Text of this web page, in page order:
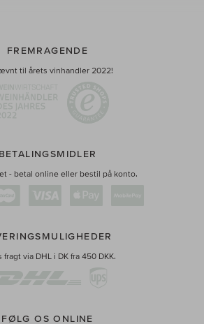
FREMRAGENDE
til årets vinhandler 2022!
BETALINGSMIDLER
- betal online eller bestil på konto.
fragt via DHL i DK fra 450 DKK.
FØLG OS ONLINE